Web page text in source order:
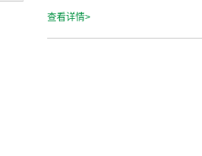
查看详情>